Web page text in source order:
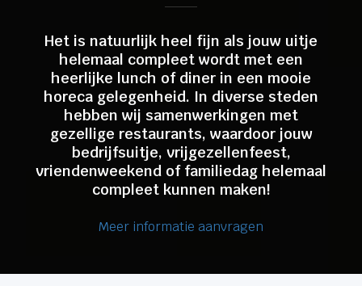
Het is natuurlijk heel fijn als jouw uitje
helemaal compleet wordt met een
heerlijke lunch of diner in een mooie
horeca gelegenheid. In diverse steden
hebben wij samenwerkingen met
gezellige restaurants, waardoor jouw
bedrijfsuitje, vrijgezellenfeest,
vriendenweekend of familiedag helemaal
compleet kunnen maken!
Meer informatie aanvragen